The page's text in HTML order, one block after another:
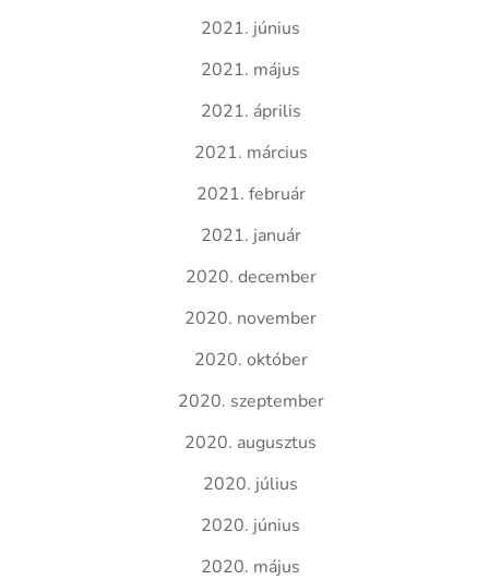
2021. június
2021. május
2021. április
2021. március
2021. február
2021. január
2020. december
2020. november
2020. október
2020. szeptember
2020. augusztus
2020. július
2020. június
2020. május